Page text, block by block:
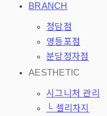
BRANCH
청담점
영등포점
분당정자점
AESTHETIC
시그니처 관리
└ 셀리차지